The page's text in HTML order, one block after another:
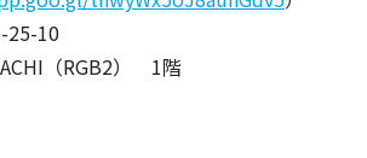
25-10
（RGB2） 1階